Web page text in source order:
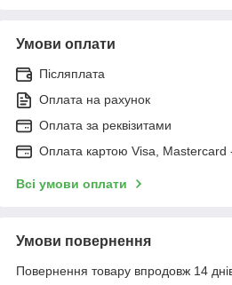
Умови оплати
Післяплата
Оплата на рахунок
Оплата за реквізитами
Оплата картою Visa, Mastercard
Всі умови оплати
Умови повернення
Повернення товару впродовж 14